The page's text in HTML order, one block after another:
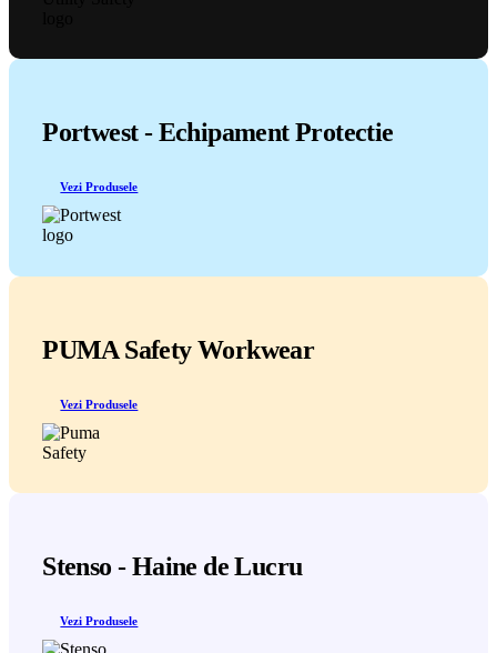
Portwest - Echipament Protectie
Vezi Produsele
PUMA Safety Workwear
Vezi Produsele
Stenso - Haine de Lucru
Vezi Produsele